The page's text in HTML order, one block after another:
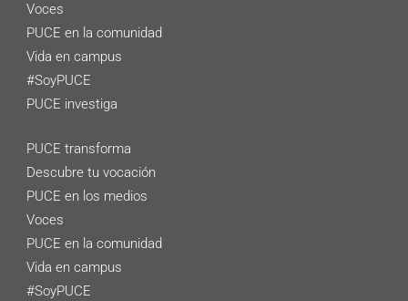
Voces
PUCE en la comunidad
Vida en campus
#SoyPUCE
PUCE investiga
PUCE transforma
Descubre tu vocación
PUCE en los medios
Voces
PUCE en la comunidad
Vida en campus
#SoyPUCE